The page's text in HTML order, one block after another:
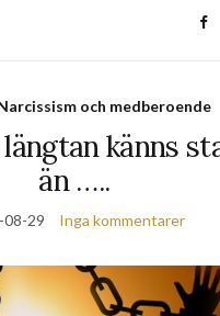
och medberoende
känns
än …..
08-29 Inga kommentarer